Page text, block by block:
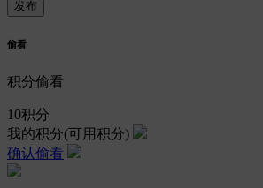
偷看
积分偷看
10积分
我的积分(可用积分)
确认偷看